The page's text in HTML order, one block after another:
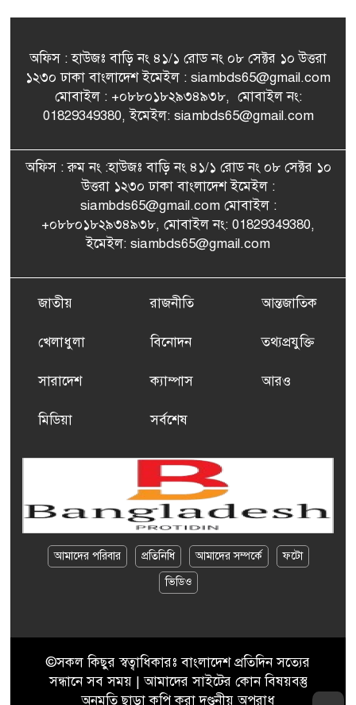
অফিস : হাউজঃ বাড়ি নং ৪১/১ রোড নং ০৮ সেক্টর ১০ উত্তরা
১২৩০ ঢাকা বাংলাদেশ ইমেইল : siambds65@gmail.com
মোবাইল : +০৮৮০১৮২৯৩৪৯৩৮, মোবাইল নং:
01829349380, ইমেইল: siambds65@gmail.com
অফিস : রুম নং :হাউজঃ বাড়ি নং ৪১/১ রোড নং ০৮ সেক্টর ১০
উত্তরা ১২৩০ ঢাকা বাংলাদেশ ইমেইল :
siambds65@gmail.com মোবাইল :
+০৮৮০১৮২৯৩৪৯৩৮, মোবাইল নং: 01829349380,
ইমেইল: siambds65@gmail.com
জাতীয় রাজনীতি আন্তজাতিক
খেলাধুলা বিনোদন তথ্যপ্রযুক্তি
সারাদেশ ক্যাম্পাস আরও
মিডিয়া সর্বশেষ
আমাদের পরিবার প্রতিনিধি আমাদের সম্পর্কে
ফটো
ভিডিও
©সকল কিছুর স্বত্বাধিকারঃ বাংলাদেশ প্রতিদিন সত্যের
সন্ধানে সব সময় | আমাদের সাইটের কোন বিষয়বস্তু
অনুমতি ছাড়া কপি করা দণ্ডনীয় অপরাধ